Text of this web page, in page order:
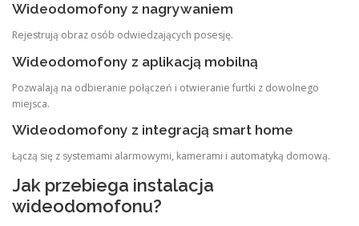
Wideodomofony z nagrywaniem
Rejestrują obraz osób odwiedzających posesję.
Wideodomofony z aplikacją mobilną
Pozwalają na odbieranie połączeń i otwieranie furtki z dowolnego
miejsca.
Wideodomofony z integracją smart home
Łączą się z systemami alarmowymi, kamerami i automatyką domową.
Jak przebiega instalacja
wideodomofonu?